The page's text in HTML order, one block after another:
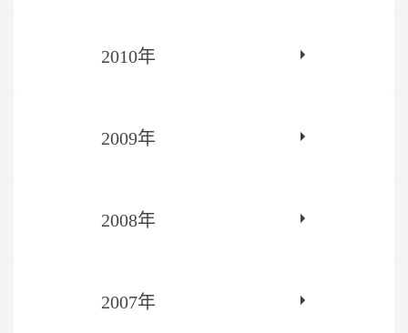
2010年
2009年
2008年
2007年